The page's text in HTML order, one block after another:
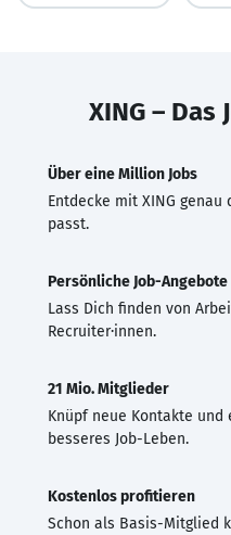
XING –
Über eine Million Jobs
Entdecke mit XING genau
passt.
Persönliche Job-Angebote
Lass Dich finden von
Recruiter·innen.
21 Mio. Mitglieder
Knüpf neue Kontakte
besseres Job-Leben.
Kostenlos profitieren
Schon als Basis-Mitglied